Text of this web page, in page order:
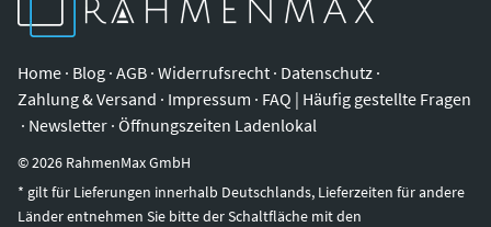
Home · Blog · AGB · Widerrufsrecht · Datenschutz ·
Zahlung & Versand · Impressum · FAQ | Häufig gestellte Fragen
· Newsletter · Öffnungszeiten Ladenlokal
©2026 RahmenMax GmbH
* gilt für Lieferungen innerhalb Deutschlands, Lieferzeiten für andere
Länder entnehmen Sie bitte der Schaltfläche mit den